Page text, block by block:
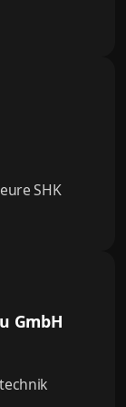
SHK
GmbH